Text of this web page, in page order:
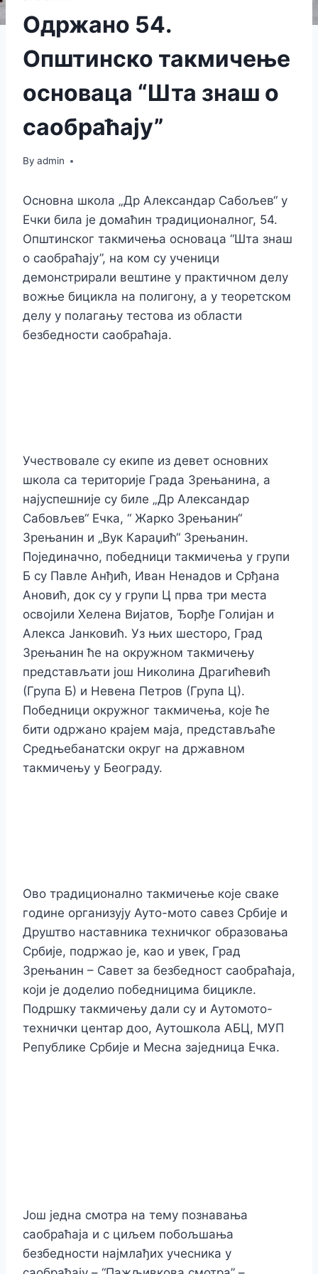
Одржанo 54.
Општинско такмичење
основаца “Шта знаш о
саобраћају”
By admin
Основна школа „Др Александар Сабољев“ у
Ечки била је домаћин традиционалног, 54.
Општинског такмичења основаца “Шта знаш
о саобраћају”, на ком су ученици
демонстрирали вештине у практичном делу
вожње бицикла на полигону, а у теоретском
делу у полагању тестова из области
безбедности саобраћаја.
Учествовале су екипе из девет основних
школа са територије Града Зрењанина, а
најуспешније су биле „Др Александар
Сабовљев“ Ечка, “ Жарко Зрењанин“
Зрењанин и „Вук Караџић“ Зрењанин.
Појединачно, победници такмичења у групи
Б су Павле Анђић, Иван Ненадов и Срђана
Ановић, док су у групи Ц прва три места
освојили Хелена Вијатов, Ђорђе Голијан и
Алекса Јанковић. Уз њих шесторо, Град
Зрењанин ће на окружном такмичењу
представљати још Николина Драгићевић
(Група Б) и Невена Петров (Група Ц).
Победници окружног такмичења, које ће
бити одржано крајем маја, представљаће
Средњебанатски округ на државном
такмичењу у Београду.
Ово традиционално такмичење које сваке
године организују Ауто-мото савез Србије и
Друштво наставника техничког образовања
Србије, подржао је, као и увек, Град
Зрењанин – Савет за безбедност саобраћаја,
који је доделио победницима бицикле.
Подршку такмичењу дали су и Аутомото-
технички центар доо, Аутошкола АБЦ, МУП
Републике Србије и Месна заједница Ечка.
Још једна смотра на тему познавања
саобраћаја и с циљем побољшања
безбедности најмлађих учесника у